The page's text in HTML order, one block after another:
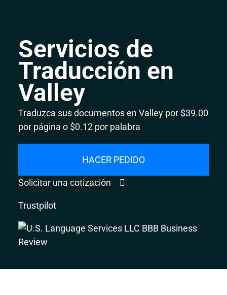
Servicios de
Traducción en
Valley
Traduzca sus documentos en Valley por $39.00
por página o $0.12 por palabra
HACER PEDIDO
Solicitar una cotización
Trustpilot